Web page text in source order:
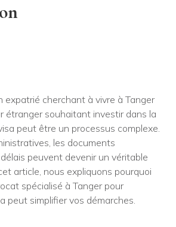
expatrié cherchant à vivre à Tanger
étranger souhaitant investir dans la
peut être un processus complexe.
les documents
peuvent devenir un véritable
article, nous expliquons pourquoi
spécialisé à Tanger pour
peut simplifier vos démarches.